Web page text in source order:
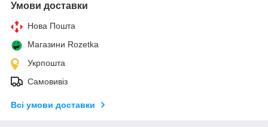
Умови доставки
Нова Пошта
Магазини Rozetka
Укрпошта
Самовивіз
Всі умови доставки